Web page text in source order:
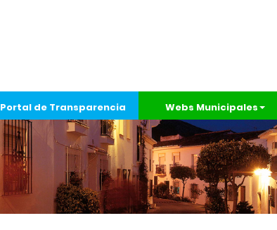
Portal de Transparencia Webs Municipales